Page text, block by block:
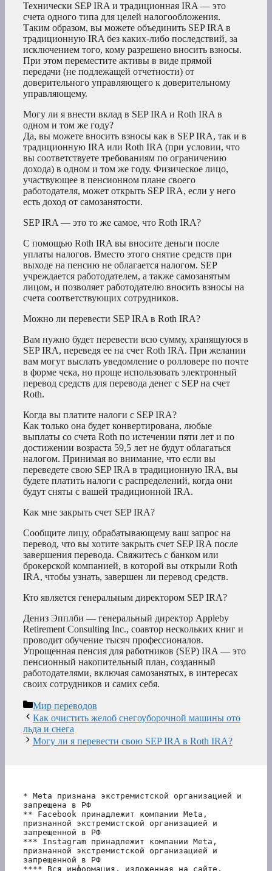
Технически SEP IRA и традиционная IRA — это
счета одного типа для целей налогообложения.
Таким образом, вы можете объединить SEP IRA в
традиционную IRA без каких-либо последствий, за
исключением того, кому разрешено вносить взносы.
При этом переместите активы в виде прямой
передачи (не подлежащей отчетности) от
доверительного управляющего к доверительному
управляющему.
Могу ли я внести вклад в SEP IRA и Roth IRA в
одном и том же году?
Да, вы можете вносить взносы как в SEP IRA, так и в
традиционную IRA или Roth IRA (при условии, что
вы соответствуете требованиям по ограничению
дохода) в одном и том же году. Физическое лицо,
участвующее в пенсионном плане своего
работодателя, может открыть SEP IRA, если у него
есть доход от самозанятости.
SEP IRA — это то же самое, что Roth IRA?
С помощью Roth IRA вы вносите деньги после
уплаты налогов. Вместо этого снятие средств при
выходе на пенсию не облагается налогом. SEP
учреждается работодателем, а также самозанятым
лицом, и позволяет работодателю вносить взносы на
счета соответствующих сотрудников.
Можно ли перевести SEP IRA в Roth IRA?
Вам нужно будет перевести всю сумму, хранящуюся в
SEP IRA, переведя ее на счет Roth IRA. При желании
вам могут выслать уведомление о ролловере по почте
в форме чека, но проще использовать электронный
перевод средств для перевода денег с SEP на счет
Roth.
Когда вы платите налоги с SEP IRA?
Как только она будет конвертирована, любые
выплаты со счета Roth по истечении пяти лет и по
достижении возраста 59,5 лет не будут облагаться
налогом. Принимая во внимание, что если вы
переведете свою SEP IRA в традиционную IRA, вы
будете платить налоги с распределений, когда они
будут сняты с вашей традиционной IRA.
Как мне закрыть счет SEP IRA?
Сообщите лицу, обрабатывающему ваш запрос на
перевод, что вы хотите закрыть счет SEP IRA после
завершения перевода. Свяжитесь с банком или
брокерской компанией, в которой вы открыли Roth
IRA, чтобы узнать, завершен ли перевод средств.
Кто является генеральным директором SEP IRA?
Дениз Эпплби — генеральный директор Appleby
Retirement Consulting Inc., соавтор нескольких книг и
проводит обучение тысяч профессионалов.
Упрощенная пенсия для работников (SEP) IRA — это
пенсионный накопительный план, созданный
работодателями, включая самозанятых, в интересах
своих сотрудников и самих себя.
Рубрики
Мир переводов
Как очистить желоб снегоуборочной машины ото
льда и снега
Могу ли я перевести свою SEP IRA в Roth IRA?
* Meta признана экстремистской организацией и
запрещена в РФ
** Facebook принадлежит компании Meta,
признанной экстремистской организацией и
запрещенной в РФ
*** Instagram принадлежит компании Meta,
признанной экстремистской организацией и
запрещенной в РФ
**** Вся информация, изложенная на сайте,